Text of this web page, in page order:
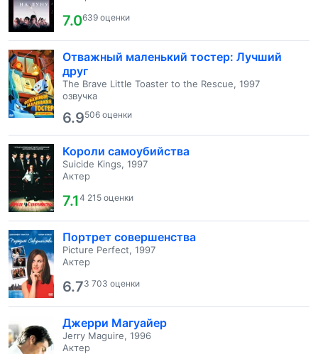
7.0639 оценки
Отважный маленький тостер: Лучший
друг
The Brave Little Toaster to the Rescue, 1997
озвучка
6.9506 оценки
Короли самоубийства
Suicide Kings, 1997
Актер
7.14 215 оценки
Портрет совершенства
Picture Perfect, 1997
Актер
6.73 703 оценки
Джерри Магуайер
Jerry Maguire, 1996
Актер